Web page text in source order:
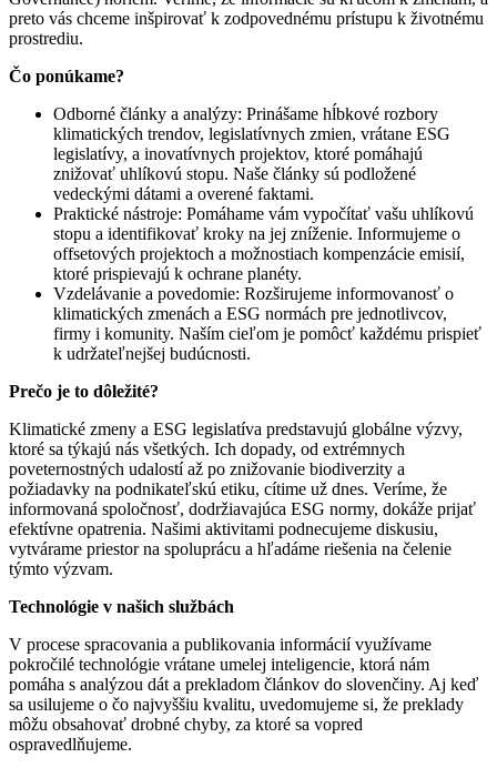
preto vás chceme inšpirovať k zodpovednému prístupu k životnému
prostrediu.
Čo ponúkame?
Odborné články a analýzy: Prinášame hĺbkové rozbory
klimatických trendov, legislatívnych zmien, vrátane ESG
legislatívy, a inovatívnych projektov, ktoré pomáhajú
znižovať uhlíkovú stopu. Naše články sú podložené
vedeckými dátami a overené faktami.
Praktické nástroje: Pomáhame vám vypočítať vašu uhlíkovú
stopu a identifikovať kroky na jej zníženie. Informujeme o
offsetových projektoch a možnostiach kompenzácie emisií,
ktoré prispievajú k ochrane planéty.
Vzdelávanie a povedomie: Rozširujeme informovanosť o
klimatických zmenách a ESG normách pre jednotlivcov,
firmy i komunity. Naším cieľom je pomôcť každému prispieť
k udržateľnejšej budúcnosti.
Prečo je to dôležité?
Klimatické zmeny a ESG legislatíva predstavujú globálne výzvy,
ktoré sa týkajú nás všetkých. Ich dopady, od extrémnych
poveternostných udalostí až po znižovanie biodiverzity a
požiadavky na podnikateľskú etiku, cítime už dnes. Veríme, že
informovaná spoločnosť, dodržiavajúca ESG normy, dokáže prijať
efektívne opatrenia. Našimi aktivitami podnecujeme diskusiu,
vytvárame priestor na spoluprácu a hľadáme riešenia na čelenie
týmto výzvam.
Technológie v našich službách
V procese spracovania a publikovania informácií využívame
pokročilé technológie vrátane umelej inteligencie, ktorá nám
pomáha s analýzou dát a prekladom článkov do slovenčiny. Aj keď
sa usilujeme o čo najvyššiu kvalitu, uvedomujeme si, že preklady
môžu obsahovať drobné chyby, za ktoré sa vopred
ospravedlňujeme.